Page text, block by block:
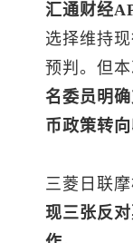
汇通财经
选择维持
预判。但
名委员明
币政策转
三菱日联
现三张反